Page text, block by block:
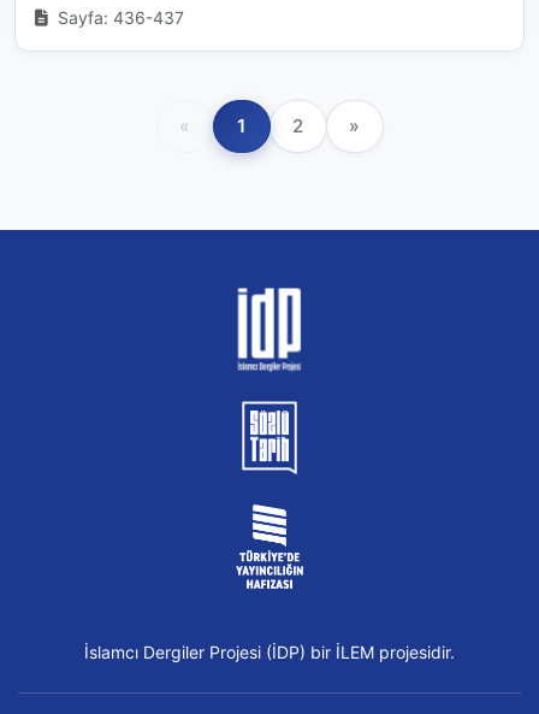
Sayfa: 436-437
« 1 2 »
İslamcı Dergiler Projesi (İDP) bir İLEM projesidir.